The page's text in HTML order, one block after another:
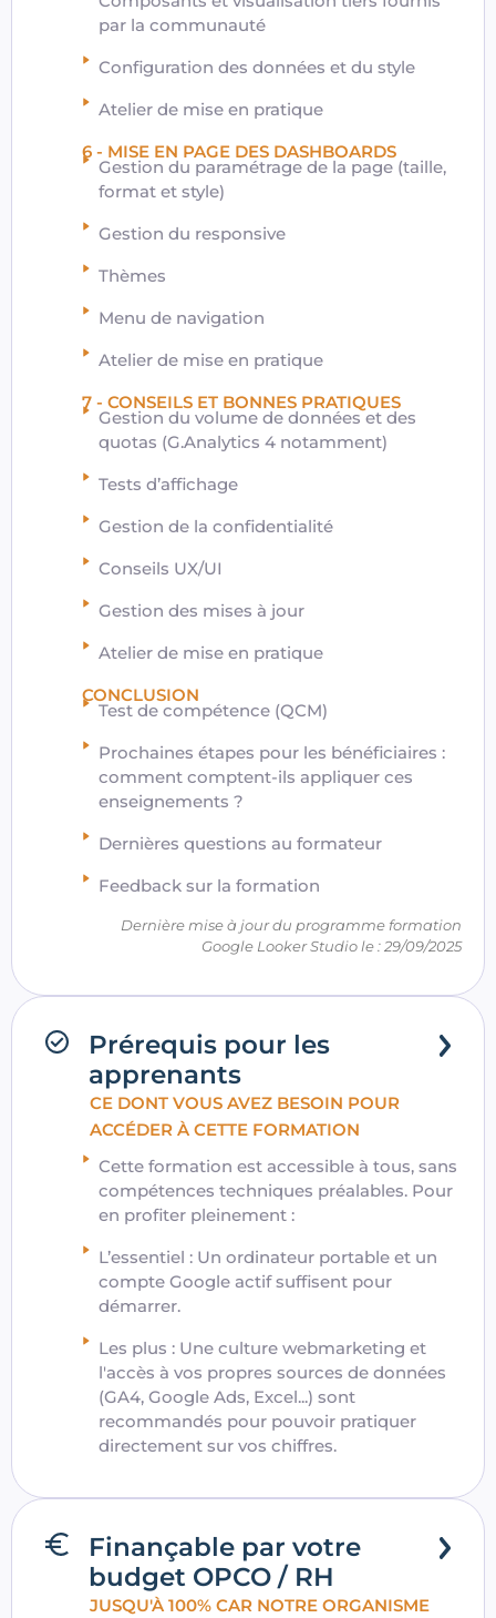
par la communauté
Configuration des données et du style
Atelier de mise en pratique
6 - MISE EN PAGE DES DASHBOARDS
Gestion du paramétrage de la page (taille,
format et style)
Gestion du responsive
Thèmes
Menu de navigation
Atelier de mise en pratique
7 - CONSEILS ET BONNES PRATIQUES
Gestion du volume de données et des
quotas (G.Analytics 4 notamment)
Tests d’affichage
Gestion de la confidentialité
Conseils UX/UI
Gestion des mises à jour
Atelier de mise en pratique
CONCLUSION
Test de compétence (QCM)
Prochaines étapes pour les bénéficiaires :
comment comptent-ils appliquer ces
enseignements ?
Dernières questions au formateur
Feedback sur la formation
Dernière mise à jour du programme formation
Google Looker Studio le : 29/09/2025
Prérequis pour les
apprenants
CE DONT VOUS AVEZ BESOIN POUR
ACCÉDER À CETTE FORMATION
Cette formation est accessible à tous, sans
compétences techniques préalables. Pour
en profiter pleinement :
L’essentiel : Un ordinateur portable et un
compte Google actif suffisent pour
démarrer.
Les plus : Une culture webmarketing et
l'accès à vos propres sources de données
(GA4, Google Ads, Excel...) sont
recommandés pour pouvoir pratiquer
directement sur vos chiffres.
Finançable par votre
budget OPCO / RH
JUSQU'À 100% CAR NOTRE ORGANISME